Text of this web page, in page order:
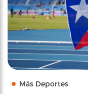
Más Deportes